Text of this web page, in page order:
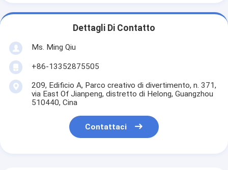
Dettagli Di Contatto
Ms. Ming Qiu
+86-13352875505
209, Edificio A, Parco creativo di divertimento, n. 371,
via East Of Jianpeng, distretto di Helong, Guangzhou
510440, Cina
Contattaci